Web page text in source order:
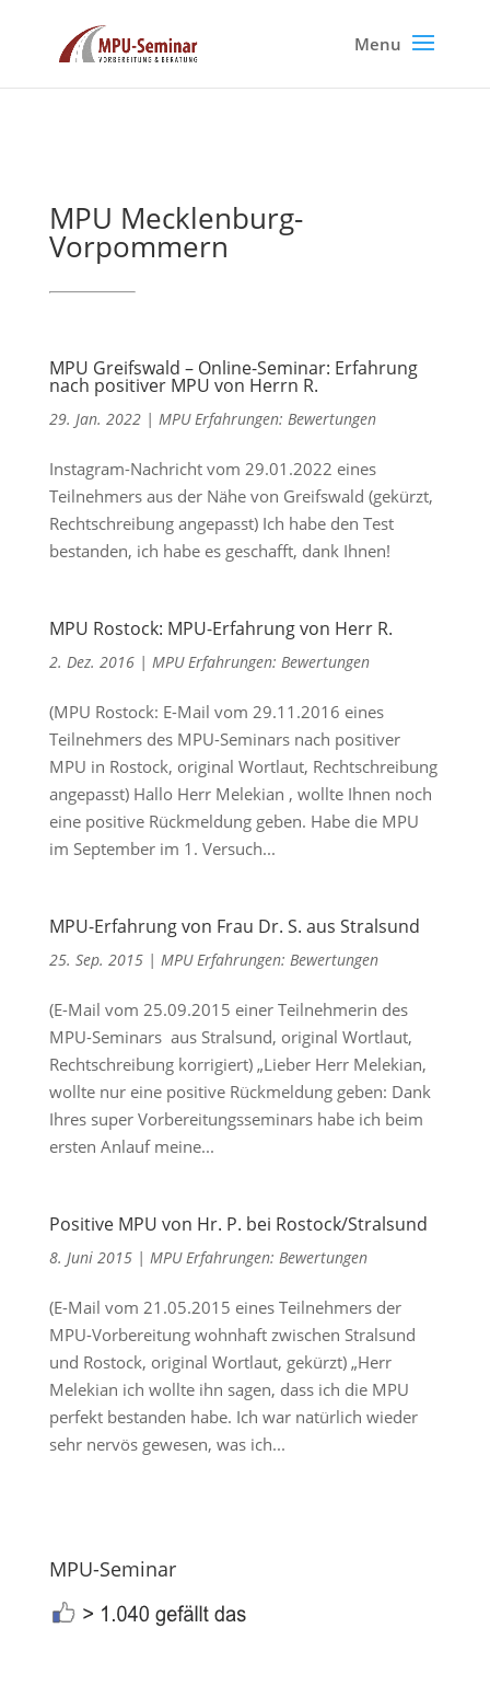
MPU Mecklenburg-
Vorpommern
MPU Greifswald – Online-Seminar: Erfahrung
nach positiver MPU von Herrn R.
29. Jan. 2022| MPU Erfahrungen: Bewertungen
Instagram-Nachricht vom 29.01.2022 eines
Teilnehmers aus der Nähe von Greifswald (gekürzt,
Rechtschreibung angepasst) Ich habe den Test
bestanden, ich habe es geschafft, dank Ihnen!
MPU Rostock: MPU-Erfahrung von Herr R.
2. Dez. 2016| MPU Erfahrungen: Bewertungen
(MPU Rostock: E-Mail vom 29.11.2016 eines
Teilnehmers des MPU-Seminars nach positiver
MPU in Rostock, original Wortlaut, Rechtschreibung
angepasst) Hallo Herr Melekian , wollte Ihnen noch
eine positive Rückmeldung geben. Habe die MPU
im September im 1. Versuch...
MPU-Erfahrung von Frau Dr. S. aus Stralsund
25. Sep. 2015| MPU Erfahrungen: Bewertungen
(E-Mail vom 25.09.2015 einer Teilnehmerin des
MPU-Seminars aus Stralsund, original Wortlaut,
Rechtschreibung korrigiert) „Lieber Herr Melekian,
wollte nur eine positive Rückmeldung geben: Dank
Ihres super Vorbereitungsseminars habe ich beim
ersten Anlauf meine...
Positive MPU von Hr. P. bei Rostock/Stralsund
8. Juni 2015| MPU Erfahrungen: Bewertungen
(E-Mail vom 21.05.2015 eines Teilnehmers der
MPU-Vorbereitung wohnhaft zwischen Stralsund
und Rostock, original Wortlaut, gekürzt) „Herr
Melekian ich wollte ihn sagen, dass ich die MPU
perfekt bestanden habe. Ich war natürlich wieder
sehr nervös gewesen, was ich...
MPU-Seminar